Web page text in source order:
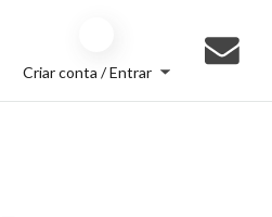
Criar conta / Entrar